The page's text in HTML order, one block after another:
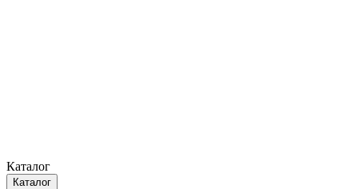
Каталог
Каталог